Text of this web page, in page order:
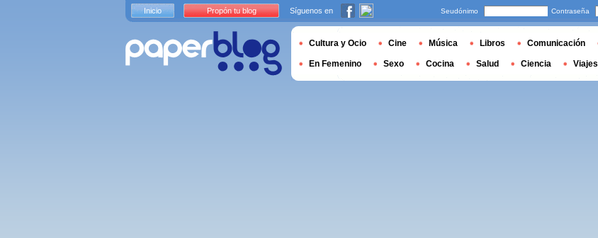
Inicio Propón tu blog Síguenos en Seudónimo Contraseña
Cultura y Ocio Cine Música Libros Comunicación
En Femenino Sexo Cocina Salud Ciencia Viajes